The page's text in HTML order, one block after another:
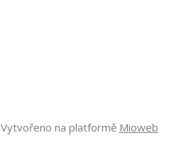
Vytvořeno na platformě Mioweb